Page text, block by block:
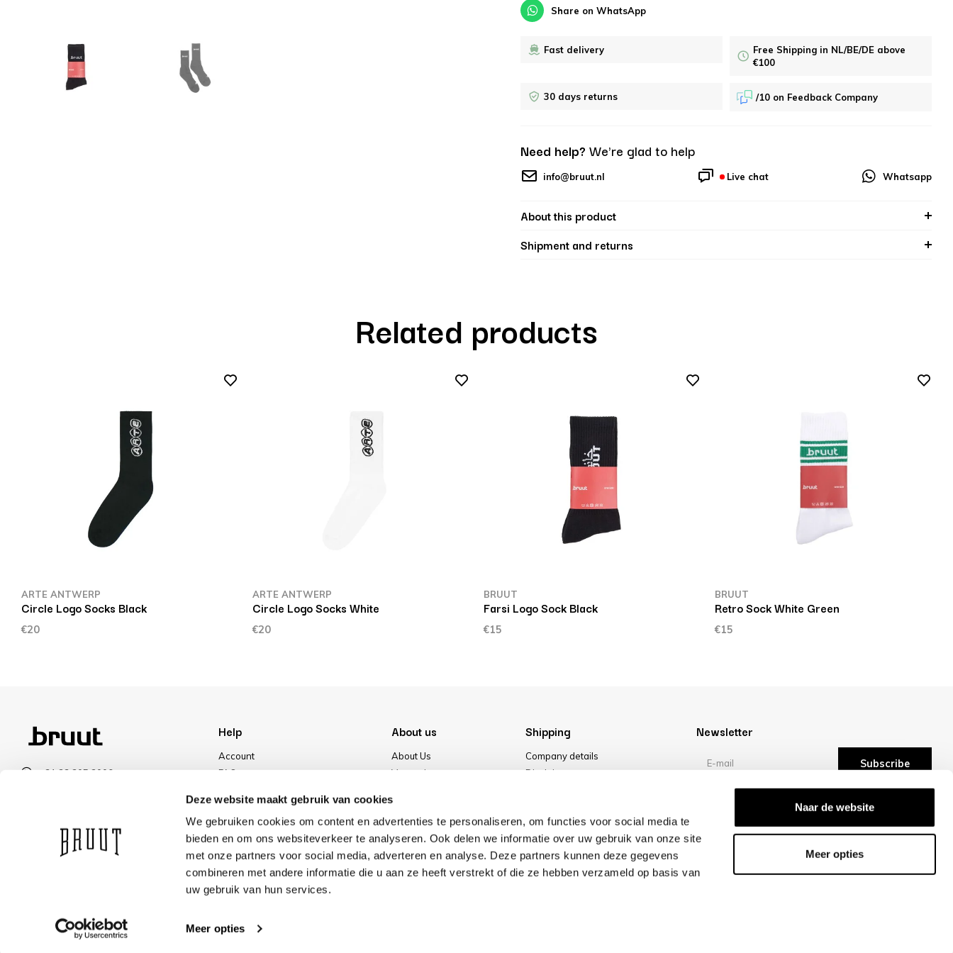
Deze website maakt gebruik van cookies
We gebruiken cookies om content en advertenties te personaliseren, om functies voor social media te
bieden en om ons websiteverkeer te analyseren. Ook delen we informatie over uw gebruik van onze site
met onze partners voor social media, adverteren en analyse. Deze partners kunnen deze gegevens
combineren met andere informatie die u aan ze heeft verstrekt of die ze hebben verzameld op basis van
uw gebruik van hun services.
Meer opties
Naar de website
Meer opties
Share on WhatsApp
Fast delivery
Free Shipping in NL/BE/DE above
€100
30 days returns /10 on Feedback Company
Need help? We're glad to help
info@bruut.nl Live chat Whatsapp
About this product
Shipment and returns
Related products
ARTE ANTWERP
Circle Logo Socks Black
€20
ARTE ANTWERP
Circle Logo Socks White
€20
BRUUT
Farsi Logo Sock Black
€15
BRUUT
Retro Sock White Green
€15
+31 23 205 2006
VIEW OPENING HOURS
Help
Account
FAQ
Payment Methods
Shipping
Discount
About us
About Us
Vacancies
Our store
Shipping
Company details
Disclaimer
Cookies
Newsletter
Subscribe
/10 -
© Bruut 2026 We ship with